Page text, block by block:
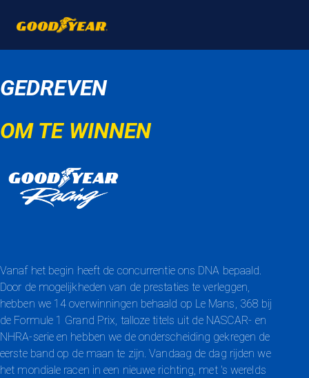
GEDREVEN
OM TE WINNEN
Vanaf het begin heeft de concurrentie ons DNA bepaald.
Door de mogelijkheden van de prestaties te verleggen,
hebben we 14 overwinningen behaald op Le Mans, 368 bij
de Formule 1 Grand Prix, talloze titels uit de NASCAR- en
NHRA-serie en hebben we de onderscheiding gekregen de
eerste band op de maan te zijn. Vandaag de dag rijden we
het mondiale racen in een nieuwe richting, met 's werelds